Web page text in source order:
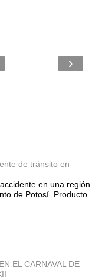
›
de tránsito en
en una región
de Potosí. Producto
EL CARNAVAL DE